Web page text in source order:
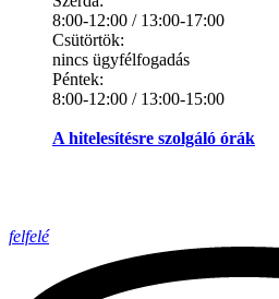
8:00-12:00 / 13:00-17:00
Csütörtök:
nincs ügyfélfogadás
Péntek:
8:00-12:00 / 13:00-15:00
A hitelesítésre szolgáló órák
felfelé